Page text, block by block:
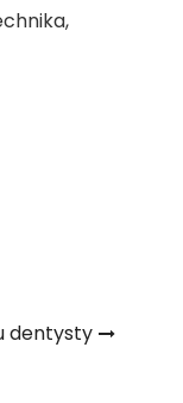
dentysty